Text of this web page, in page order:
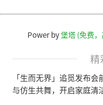
Power by堡塔 (免费
精
「生而无界」追觅发布会
与仿生共舞，开启家庭清